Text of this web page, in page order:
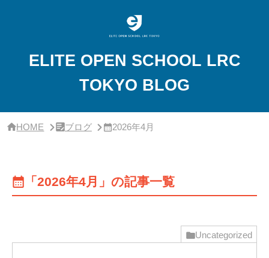
概
ELITE OPEN SCHOOL LRC
TOKYO BLOG
HOME ブログ 2026年4月
「2026年4月」の記事一覧
Uncategorized